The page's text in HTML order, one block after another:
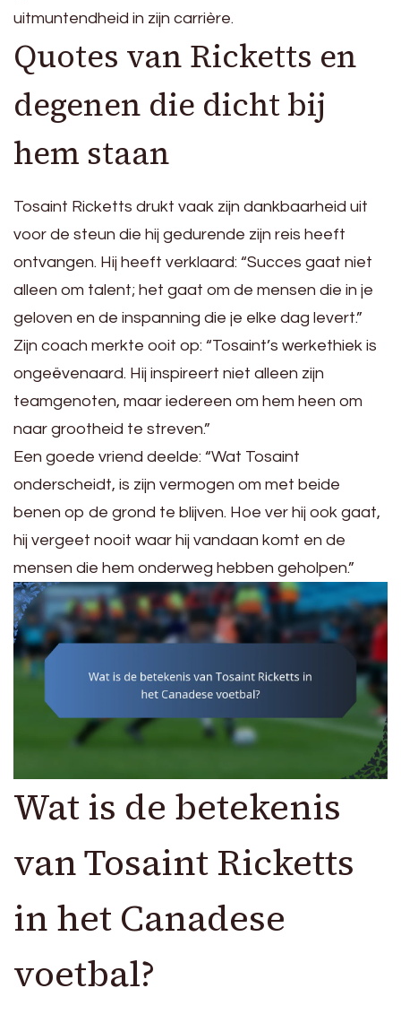
uitmuntendheid in zijn carrière.
Quotes van Ricketts en
degenen die dicht bij
hem staan
Tosaint Ricketts drukt vaak zijn dankbaarheid uit
voor de steun die hij gedurende zijn reis heeft
ontvangen. Hij heeft verklaard: “Succes gaat niet
alleen om talent; het gaat om de mensen die in je
geloven en de inspanning die je elke dag levert.”
Zijn coach merkte ooit op: “Tosaint’s werkethiek is
ongeëvenaard. Hij inspireert niet alleen zijn
teamgenoten, maar iedereen om hem heen om
naar grootheid te streven.”
Een goede vriend deelde: “Wat Tosaint
onderscheidt, is zijn vermogen om met beide
benen op de grond te blijven. Hoe ver hij ook gaat,
hij vergeet nooit waar hij vandaan komt en de
mensen die hem onderweg hebben geholpen.”
Wat is de betekenis
van Tosaint Ricketts
in het Canadese
voetbal?